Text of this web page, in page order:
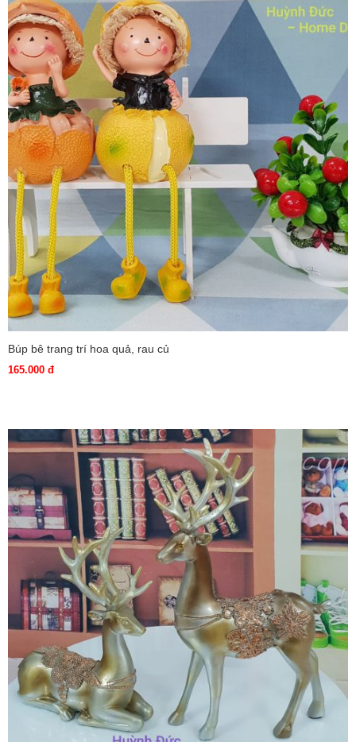
Búp bê trang trí hoa quả, rau củ
165.000 đ